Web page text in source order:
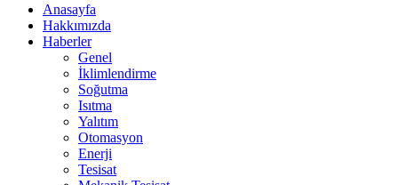
Anasayfa
Hakkımızda
Haberler
Genel
İklimlendirme
Soğutma
Isıtma
Yalıtım
Otomasyon
Enerji
Tesisat